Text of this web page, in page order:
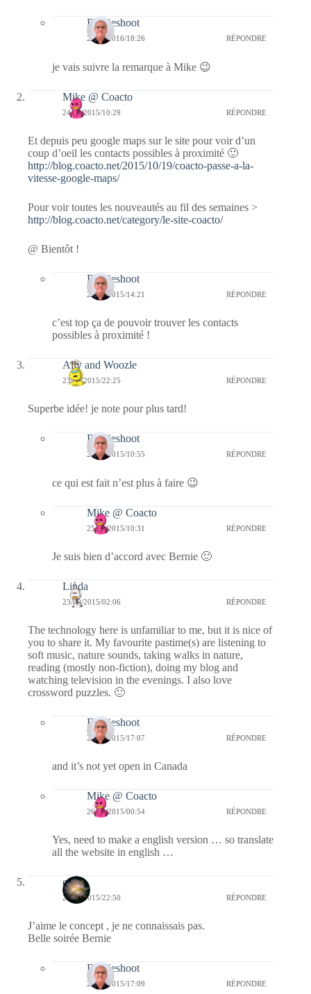
Bernieshoot
23/02/2016/18:26 RÉPONDRE
je vais suivre la remarque à Mike 😉
Mike @ Coacto
24/10/2015/10:29 RÉPONDRE
Et depuis peu google maps sur le site pour voir d’un
coup d’oeil les contacts possibles à proximité 🙂
http://blog.coacto.net/2015/10/19/coacto-passe-a-la-
vitesse-google-maps/
Pour voir toutes les nouveautés au fil des semaines >
http://blog.coacto.net/category/le-site-coacto/
@ Bientôt !
Bernieshoot
24/10/2015/14:21 RÉPONDRE
c’est top ça de pouvoir trouver les contacts
possibles à proximité !
Ally and Woozle
23/09/2015/22:25 RÉPONDRE
Superbe idée! je note pour plus tard!
Bernieshoot
24/09/2015/10:55 RÉPONDRE
ce qui est fait n’est plus à faire 😉
Mike @ Coacto
25/09/2015/10:31 RÉPONDRE
Je suis bien d’accord avec Bernie 🙂
Linda
23/09/2015/02:06 RÉPONDRE
The technology here is unfamiliar to me, but it is nice of
you to share it. My favourite pastime(s) are listening to
soft music, nature sounds, taking walks in nature,
reading (mostly non-fiction), doing my blog and
watching television in the evenings. I also love
crossword puzzles. 🙂
Bernieshoot
23/09/2015/17:07 RÉPONDRE
and it’s not yet open in Canada
Mike @ Coacto
26/09/2015/00:54 RÉPONDRE
Yes, need to make a english version … so translate
all the website in english …
erato
22/09/2015/22:50 RÉPONDRE
J’aime le concept , je ne connaissais pas.
Belle soirée Bernie
Bernieshoot
23/09/2015/17:09 RÉPONDRE